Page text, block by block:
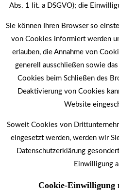
Abs. 1 lit. a DSGVO); die
Sie können Ihren Browser so
von Cookies informiert werden
erlauben, die Annahme von
generell ausschließen sowie
Cookies beim Schließen des
Deaktivierung von Cookies
Website
Soweit Cookies von
eingesetzt werden, werden wir
Datenschutzerklärung
Einwilligung
Cookie-Einwilligung